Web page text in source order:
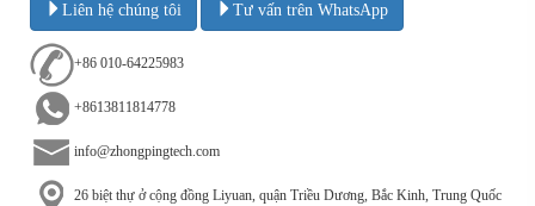
Liên hệ chúng tôi Tư vấn trên WhatsApp
+86 010-64225983
+8613811814778
info@zhongpingtech.com
26 biệt thự ở cộng đồng Liyuan, quận Triều Dương, Bắc Kinh, Trung Quốc